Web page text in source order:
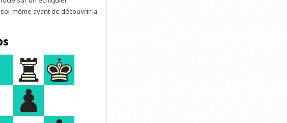
même avant de découvrir la